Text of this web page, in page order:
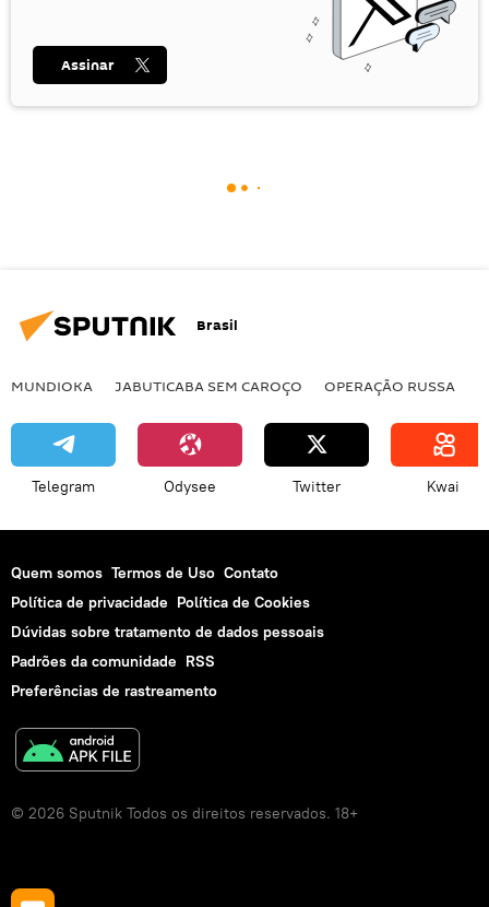
Assinar
Brasil
MUNDIOKA JABUTICABA SEM CAROÇO OPERAÇÃO RUSSA
Telegram Odysee Twitter Kwai
Quem somos Termos de Uso Contato
Política de privacidade Política de Cookies
Dúvidas sobre tratamento de dados pessoais
Padrões da comunidade RSS
Preferências de rastreamento
© 2026 Sputnik Todos os direitos reservados. 18+